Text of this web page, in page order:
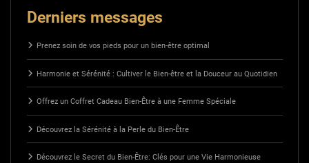
Derniers messages
Prenez soin de vos pieds pour un bien-être optimal
Harmonie et Sérénité : Cultiver le Bien-être et la Douceur au Quotidien
Offrez un Coffret Cadeau Bien-Être à une Femme Spéciale
Découvrez la Sérénité à la Perle du Bien-Être
Découvrez le Secret du Bien-Être: Clés pour une Vie Harmonieuse